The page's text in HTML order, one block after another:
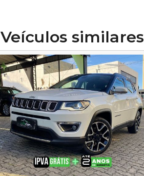
Veículos similares